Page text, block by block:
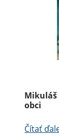
Mikuláš
obci
Čítať